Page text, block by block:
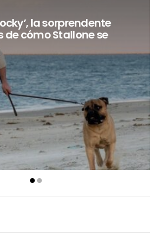
la sorprendente
cómo Stallone se